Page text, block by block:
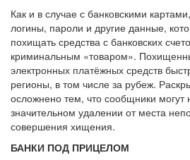
Как и в случае с банковскими
логины, пароли и другие данные,
похищать средства с банковских
криминальным «товаром».
электронных платёжных средств
регионы, в том числе за рубеж.
осложнено тем, что сообщники могут
значительном удалении от места
совершения хищения.
БАНКИ ПОД ПРИЦЕЛОМ